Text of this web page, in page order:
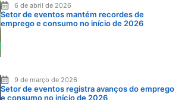
6 de abril de 2026
Setor de eventos mantém recordes de
emprego e consumo no início de 2026
9 de março de 2026
Setor de eventos registra avanços do emprego
e consumo no início de 2026